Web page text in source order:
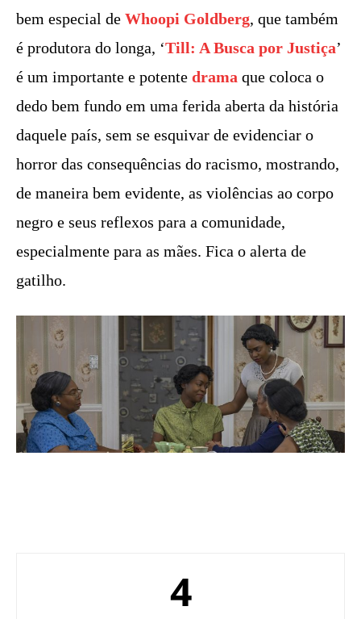
bem especial de Whoopi Goldberg, que também
é produtora do longa, ‘Till: A Busca por Justiça’
é um importante e potente drama que coloca o
dedo bem fundo em uma ferida aberta da história
daquele país, sem se esquivar de evidenciar o
horror das consequências do racismo, mostrando,
de maneira bem evidente, as violências ao corpo
negro e seus reflexos para a comunidade,
especialmente para as mães. Fica o alerta de
gatilho.
4